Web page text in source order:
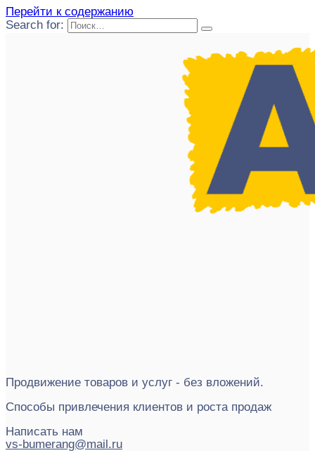
Перейти к содержанию
Search for:
Продвижение товаров и услуг - без вложений.
Способы привлечения клиентов и роста продаж
Написать нам
vs-bumerang@mail.ru